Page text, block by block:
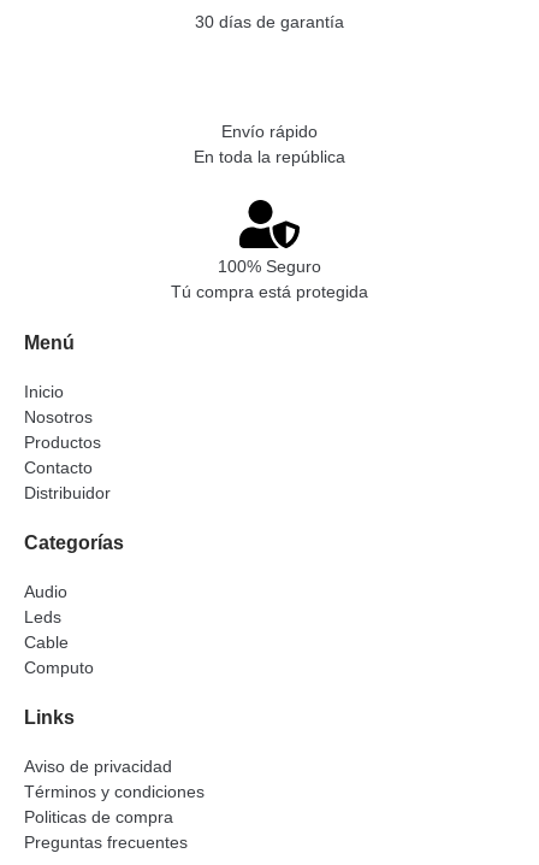
30 días de garantía
Envío rápido
En toda la república
100% Seguro
Tú compra está protegida
Menú
Inicio
Nosotros
Productos
Contacto
Distribuidor
Categorías
Audio
Leds
Cable
Computo
Links
Aviso de privacidad
Términos y condiciones
Politicas de compra
Preguntas frecuentes